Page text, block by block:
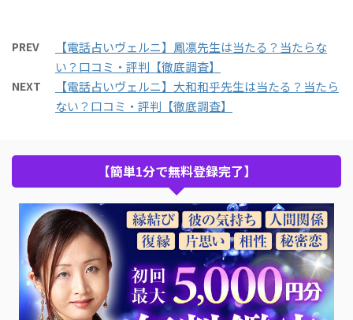
PREV
【電話占いヴェルニ】鳳凛先生は当たる？当たらな
い？口コミ・評判【徹底調査】
NEXT
【電話占いヴェルニ】大和和乎先生は当たる？当たら
ない？口コミ・評判【徹底調査】
【簡単1分で無料登録完了】